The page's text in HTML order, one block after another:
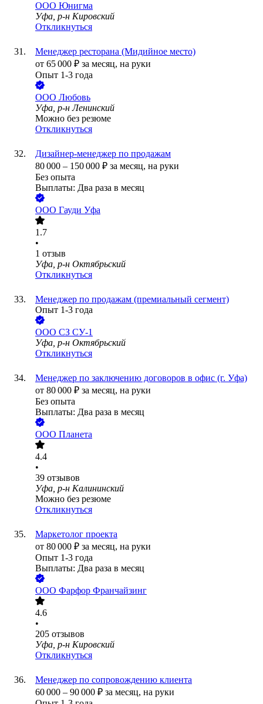
ООО Юнигма
Уфа, р-н Кировский
Откликнуться
Менеджер ресторана (Мидийное место)
от 65 000 ₽ за месяц, на руки
Опыт 1-3 года
ООО Любовь
Уфа, р-н Ленинский
Можно без резюме
Откликнуться
Дизайнер-менеджер по продажам
80 000 – 150 000 ₽ за месяц, на руки
Без опыта
Выплаты: Два раза в месяц
ООО Гауди Уфа
1.7
•
1 отзыв
Уфа, р-н Октябрьский
Откликнуться
Менеджер по продажам (премиальный сегмент)
Опыт 1-3 года
ООО CЗ СУ-1
Уфа, р-н Октябрьский
Откликнуться
Менеджер по заключению договоров в офис (г. Уфа)
от 80 000 ₽ за месяц, на руки
Без опыта
Выплаты: Два раза в месяц
ООО Планета
4.4
•
39 отзывов
Уфа, р-н Калининский
Можно без резюме
Откликнуться
Маркетолог проекта
от 80 000 ₽ за месяц, на руки
Опыт 1-3 года
Выплаты: Два раза в месяц
ООО Фарфор Франчайзинг
4.6
•
205 отзывов
Уфа, р-н Кировский
Откликнуться
Менеджер по сопровождению клиента
60 000 – 90 000 ₽ за месяц, на руки